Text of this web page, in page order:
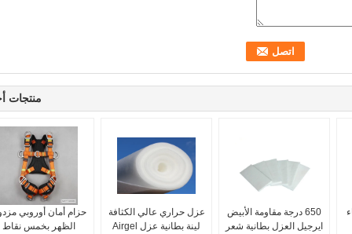
منتجات
حزام أمان أوروبي
الظهر بخمس نقاط
عزل حراري عالي الكثافة
لينة بطانية عزل Airgel
650 درجة مقاومة الأبيض
ايرجيل العزل بطانية شعر